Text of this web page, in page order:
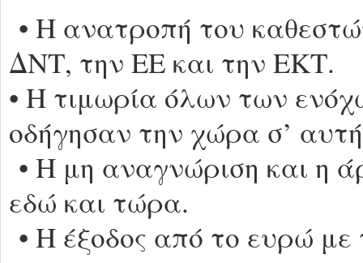
• Η ανατροπή του
ΔΝΤ, την ΕΕ και την ΕΚΤ.
• Η τιμωρία όλων των
οδήγησαν την χώρα σ’
• Η μη αναγνώριση και η
εδώ και τώρα.
• Η έξοδος από το ευρώ με